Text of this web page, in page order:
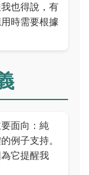
也得說，有
時需要根據
面向：純
例子支持。
它提醒我